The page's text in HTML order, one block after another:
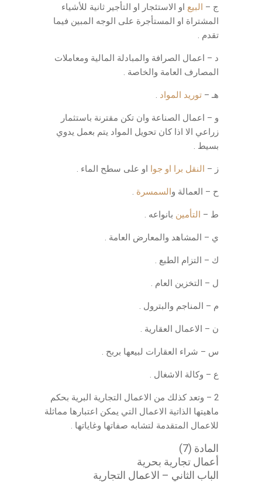
ج – البيع او الاستئجار او التأجير ثانية للأشياء
المشتراة او المستأجرة على الوجه المبين فيما
تقدم .
د – اعمال الصرافة والمبادلة المالية ومعاملات
المصارف العامة والخاصة .
هـ – توريد المواد .
و – اعمال الصناعة وان تكن مقترنة باستثمار
زراعي الا اذا كان تحويل المواد يتم بعمل يدوي
بسيط .
ز – النقل برا او جوا او على سطح الماء .
ح – العمالة والسمسرة .
ط – التأمين بانواعه .
ي – المشاهد والمعارض العامة .
ك – التزام الطبع .
ل – التخزين العام .
م – المناجم والبترول .
ن – الاعمال العقارية .
س – شراء العقارات لبيعها بربح .
ع – وكالة الاشغال .
2 – وتعد كذلك من الاعمال التجارية البرية بحكم
ماهيتها الذاتية الاعمال التي يمكن اعتبارها مماثلة
للاعمال المتقدمة لتشابه صفاتها وغاياتها .
المادة (7)
أعمال تجارية بحرية
الباب الثاني – الاعمال التجارية